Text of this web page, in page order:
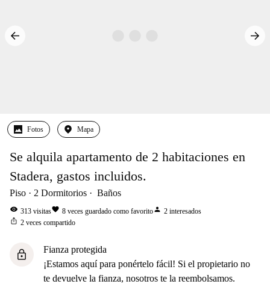
Fotos Mapa
Se alquila apartamento de 2 habitaciones en
Stadera, gastos incluidos.
Piso 2 Dormitorios Baños
visibility 313 visitasfavorite 8 veces guardado como favoritoperson 2 interesados
ios_share 2 veces compartido
lock
Fianza protegida
¡Estamos aquí para ponértelo fácil! Si el propietario no
te devuelve la fianza, nosotros te la reembolsamos.